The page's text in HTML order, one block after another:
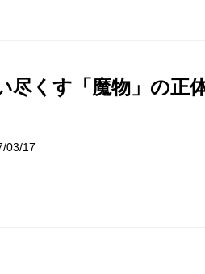
尽くす「魔物」の正
17